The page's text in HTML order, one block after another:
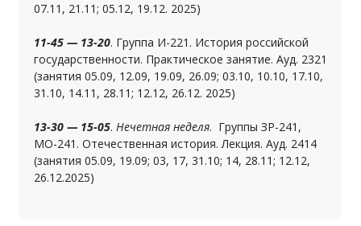
07.11, 21.11; 05.12, 19.12. 2025)
11-45 — 13-20. Группа И-221. История российской
государственности. Практическое занятие. Ауд. 2321
(занятия 05.09, 12.09, 19.09, 26.09; 03.10, 10.10, 17.10,
31.10, 14.11, 28.11; 12.12, 26.12. 2025)
13-30 — 15-05. Нечетная неделя. Группы ЗР-241,
МО-241. Отечественная история. Лекция. Ауд. 2414
(занятия 05.09, 19.09; 03, 17, 31.10; 14, 28.11; 12.12,
26.12.2025)